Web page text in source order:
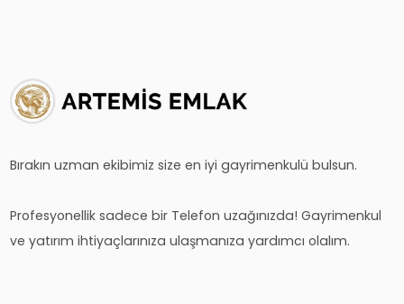
Bırakın uzman ekibimiz size en iyi gayrimenkulü bulsun.
Profesyonellik sadece bir Telefon uzağınızda! Gayrimenkul
ve yatırım ihtiyaçlarınıza ulaşmanıza yardımcı olalım.